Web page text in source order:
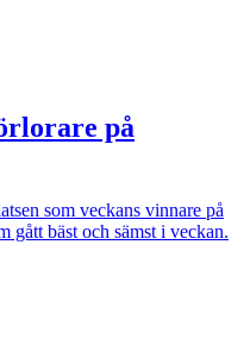
på
som veckans vinnare på
gått bäst och sämst i veckan.